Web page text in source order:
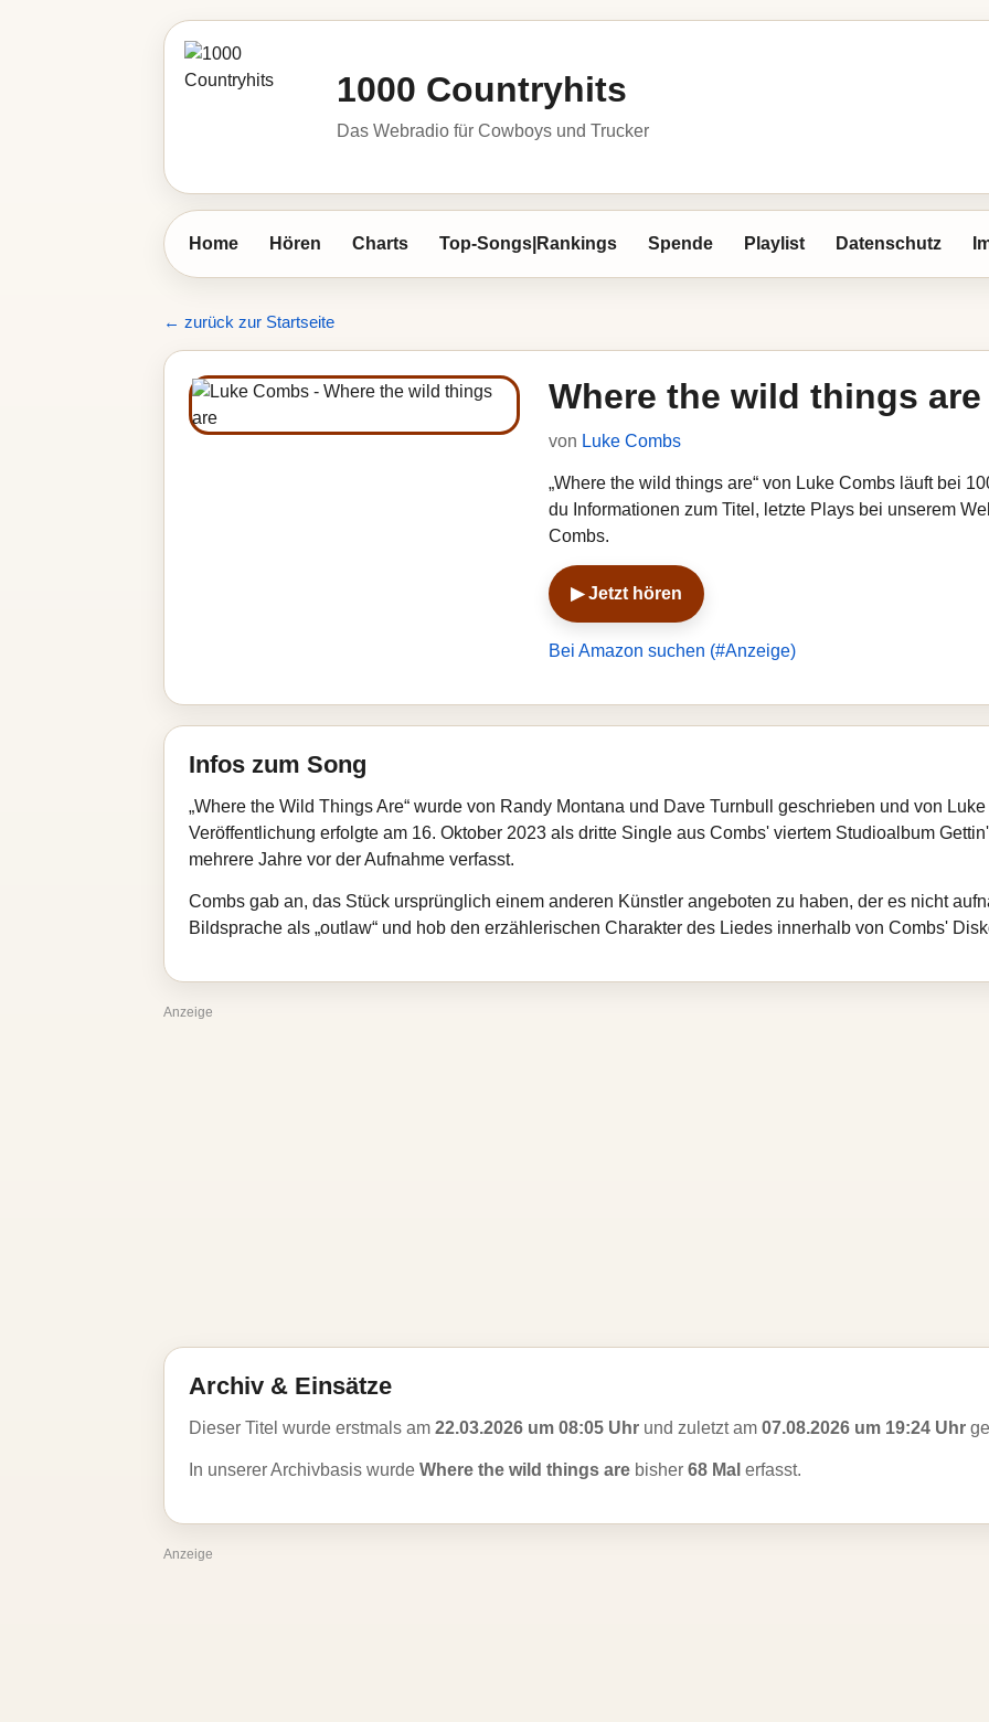
1000 Countryhits
Das Webradio für Cowboys und Trucker
Home Hören Charts Top-Songs|Rankings Spende Playlist Datenschutz
← zurück zur Startseite
Where the wild things are
von Luke Combs
„Where the wild things are“ von Luke Combs läuft bei
du Informationen zum Titel, letzte Plays bei unserem
Combs.
▶ Jetzt hören
Bei Amazon suchen (#Anzeige)
Infos zum Song
„Where the Wild Things Are“ wurde von Randy Montana und Dave Turnbull geschrieben und von
Veröffentlichung erfolgte am 16. Oktober 2023 als dritte Single aus Combs' viertem Studioalbum
mehrere Jahre vor der Aufnahme verfasst.
Combs gab an, das Stück ursprünglich einem anderen Künstler angeboten zu haben, der es nicht
Bildsprache als „outlaw“ und hob den erzählerischen Charakter des Liedes innerhalb von Combs'
Anzeige
Archiv & Einsätze
Dieser Titel wurde erstmals am 22.03.2026 um 08:05 Uhr und zuletzt am 07.08.2026 um 19:24 Uhr
In unserer Archivbasis wurde Where the wild things are bisher 68 Mal erfasst.
Anzeige